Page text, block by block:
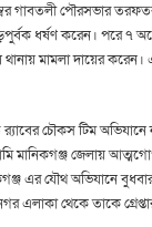
গাবতলী পৌরসভার
ধর্ষণ করেন। পরে ৭
মামলা দায়ের
চৌকস টিম অভিযানে
মানিকগঞ্জ জেলায়
এর যৌথ অভিযানে বুধবার
এলাকা থেকে তাকে